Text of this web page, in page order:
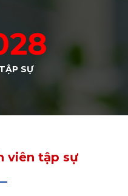
SỰ
viên tập sự